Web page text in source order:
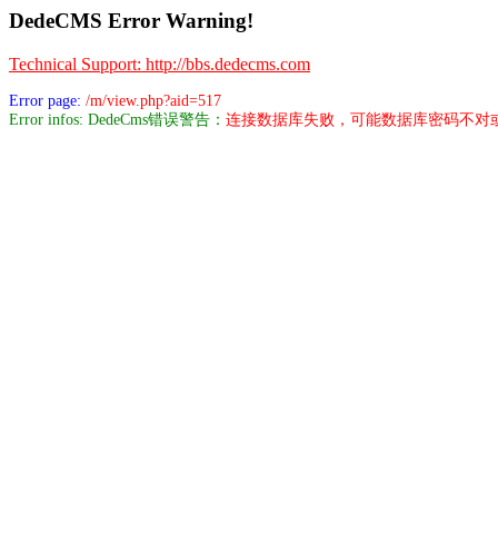
DedeCMS Error Warning!
Technical Support: http://bbs.dedecms.com
Error page: /m/view.php?aid=517
Error infos: DedeCms错误警告： 连接数据库失败，可能数据库密码不对